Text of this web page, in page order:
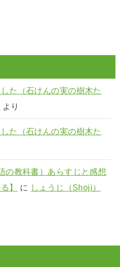
た（石けんの実の樹木た
より
た（石けんの実の樹木た
の教科書）あらすじと感想
】
に しょうじ（Shoji）